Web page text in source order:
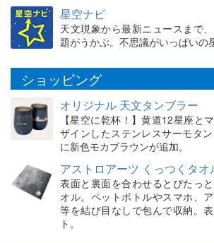
星空ナビ
天文現象から最新ニュースまで
題がうかぶ。不思議がいっぱいの
ショッピング
オリジナル 天文タンブラー
【星空に乾杯！】黄道12星座と
ザインしたステンレスサーモタ
に新色モカブラウンが追加。
アストロアーツ くっつくタオ
表面と裏面を合わせるとぴたっ
オル。ペットボトルやスマホ、
等を結び目なしで包んで収納。
ト。